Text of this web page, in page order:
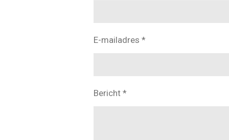
E-mailadres *
Bericht *